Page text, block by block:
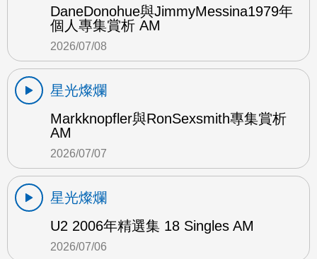
DaneDonohue與JimmyMessina1979年
個人專集賞析 AM
2026/07/08
星光燦爛
Markknopfler與RonSexsmith專集賞析
AM
2026/07/07
星光燦爛
U2 2006年精選集 18 Singles AM
2026/07/06